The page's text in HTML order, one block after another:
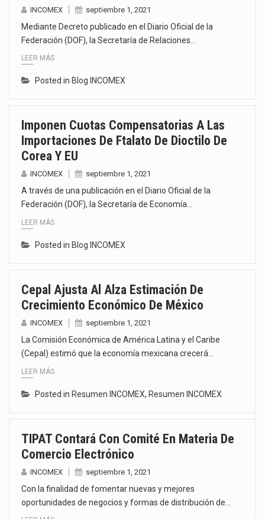
INCOMEX septiembre 1, 2021
Mediante Decreto publicado en el Diario Oficial de la
Federación (DOF), la Secretaría de Relaciones…
LEER MÁS
Posted in Blog INCOMEX
Imponen Cuotas Compensatorias A Las
Importaciones De Ftalato De Dioctilo De
Corea Y EU
INCOMEX septiembre 1, 2021
A través de una publicación en el Diario Oficial de la
Federación (DOF), la Secretaría de Economía…
LEER MÁS
Posted in Blog INCOMEX
Cepal Ajusta Al Alza Estimación De
Crecimiento Económico De México
INCOMEX septiembre 1, 2021
La Comisión Económica de América Latina y el Caribe
(Cepal) estimó que la economía mexicana crecerá…
LEER MÁS
Posted in Resumen INCOMEX, Resumen INCOMEX
TIPAT Contará Con Comité En Materia De
Comercio Electrónico
INCOMEX septiembre 1, 2021
Con la finalidad de fomentar nuevas y mejores
oportunidades de negocios y formas de distribución de…